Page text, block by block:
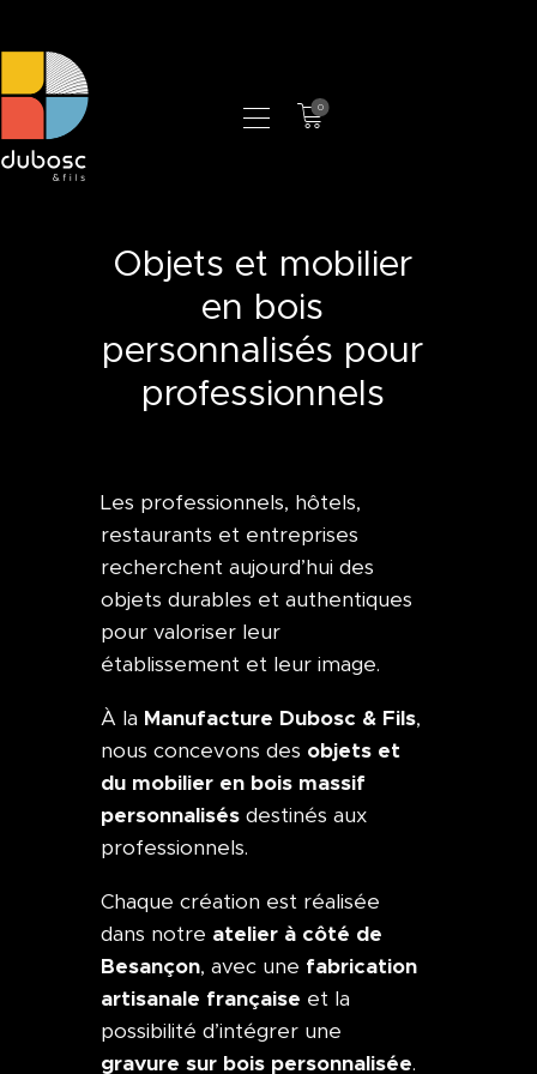
0
CONTACT
Objets et mobilier
en bois
personnalisés pour
professionnels
Les professionnels, hôtels,
restaurants et entreprises
recherchent aujourd’hui des
objets durables et authentiques
pour valoriser leur
établissement et leur image.
À la Manufacture Dubosc & Fils,
nous concevons des objets et
du mobilier en bois massif
personnalisés destinés aux
professionnels.
Chaque création est réalisée
dans notre atelier à côté de
Besançon, avec une fabrication
artisanale française et la
possibilité d’intégrer une
gravure sur bois personnalisée.